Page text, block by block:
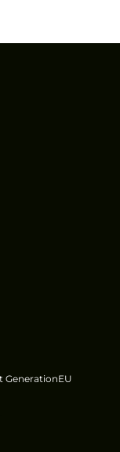
GenerationEU